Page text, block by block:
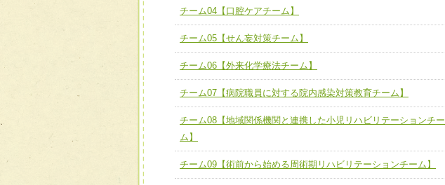
ユニット３ 多職種連携力
他職種の視点とスキルを学び、相互理解と連携を深める
チーム05【せん妄対策チーム】
チーム06【外来化学療法チーム】
チーム07【病院職員に対する院内感染対策教育チーム】
チーム08【地域関係機関と連携した小児リハビリテーション
チーム09【術前から始める周術期リハビリテーションチー
ム】
チーム04【口腔ケアチーム】
チーム05【せん妄対策チーム】
チーム06【外来化学療法チーム】
チーム07【病院職員に対する院内感染対策教育チーム】
チーム08【地域関係機関と連携した小児リハビリテーションチー
ム】
チーム09【術前から始める周術期リハビリテーションチーム】